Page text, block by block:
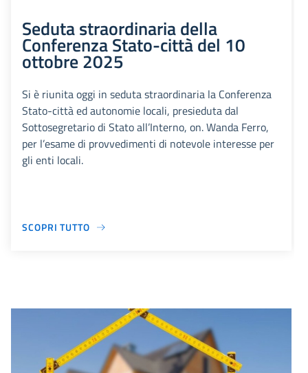
Seduta straordinaria della
Conferenza Stato-città del 10
ottobre 2025
Si è riunita oggi in seduta straordinaria la Conferenza
Stato-città ed autonomie locali, presieduta dal
Sottosegretario di Stato all’Interno, on. Wanda Ferro,
per l’esame di provvedimenti di notevole interesse per
gli enti locali.
SCOPRI TUTTO